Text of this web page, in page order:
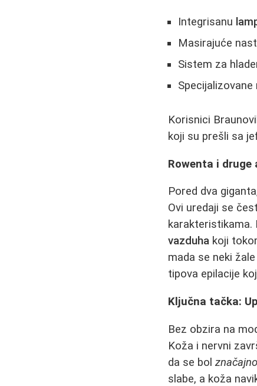
Integrisanu
Masirajuće
Sistem za
Korisnici
koji su prešli sa
Rowenta i druge
Pored dva
Ovi uredaji se
karakteristikama.
vazduha koji
mada se neki
tipova epilacije
Ključna tačka:
Bez obzira na
Koža i nervni
da se bol
slabe, a koža